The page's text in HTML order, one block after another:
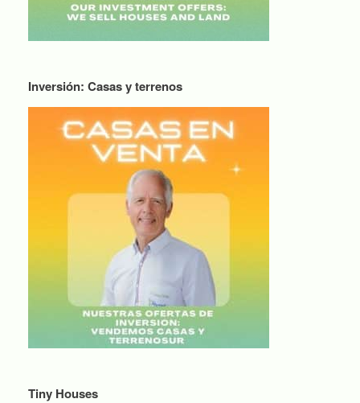
Inversión: Casas y terrenos
Tiny Houses